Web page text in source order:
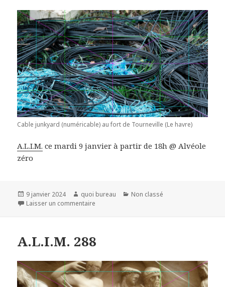
Cable junkyard (numéricable) au fort de Tourneville (Le havre)
A.L.I.M. ce mardi 9 janvier à partir de 18h @ Alvéole
zéro
Publié
le
9 janvier 2024 Auteur
quoi bureau Catégories
Non classé
Laisser un commentaire
A.L.I.M. 288